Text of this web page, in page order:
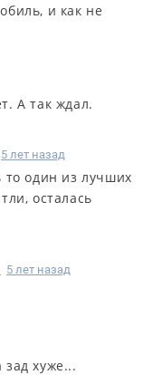
и как не
А так ждал.
5 лет назад
то один из лучших
осталась
5 лет назад
зад хуже...